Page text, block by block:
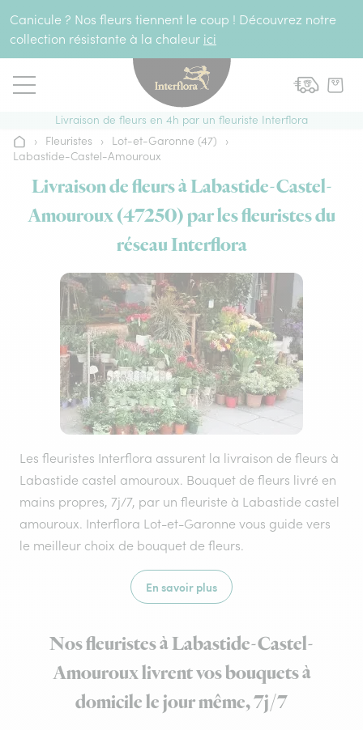
Canicule ? Nos fleurs tiennent le coup ! Découvrez notre
collection résistante à la chaleur ici
Livraison de fleurs en 4h par un fleuriste Interflora
Accueil
› Fleuristes › Lot-et-Garonne (47)
›
Labastide-Castel-Amouroux
Livraison de fleurs à Labastide-Castel-
Amouroux (47250) par les fleuristes du
réseau Interflora
Les fleuristes Interflora assurent la livraison de fleurs à
Labastide castel amouroux. Bouquet de fleurs livré en
mains propres, 7j/7, par un fleuriste à Labastide castel
amouroux. Interflora Lot-et-Garonne vous guide vers
le meilleur choix de bouquet de fleurs.
En savoir plus
Nos fleuristes à Labastide-Castel-
Amouroux livrent vos bouquets à
domicile le jour même, 7j/7